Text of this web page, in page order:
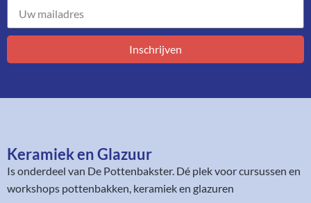
Inschrijven
Keramiek en Glazuur​
Is onderdeel van De Pottenbakster. Dé plek voor cursussen en
workshops pottenbakken, keramiek en glazuren